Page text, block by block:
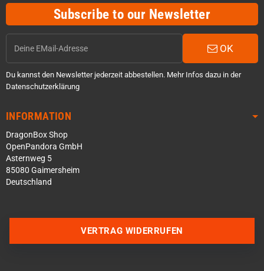
Subscribe to our Newsletter
OK
Du kannst den Newsletter jederzeit abbestellen. Mehr Infos dazu in der
Datenschutzerklärung
INFORMATION
DragonBox Shop
OpenPandora GmbH
Asternweg 5
85080 Gaimersheim
Deutschland
Über WhatsApp schreiben
VERTRAG WIDERRUFEN